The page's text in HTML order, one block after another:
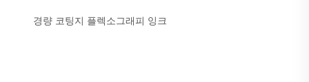
경량 코팅지 플렉소그래피 잉크